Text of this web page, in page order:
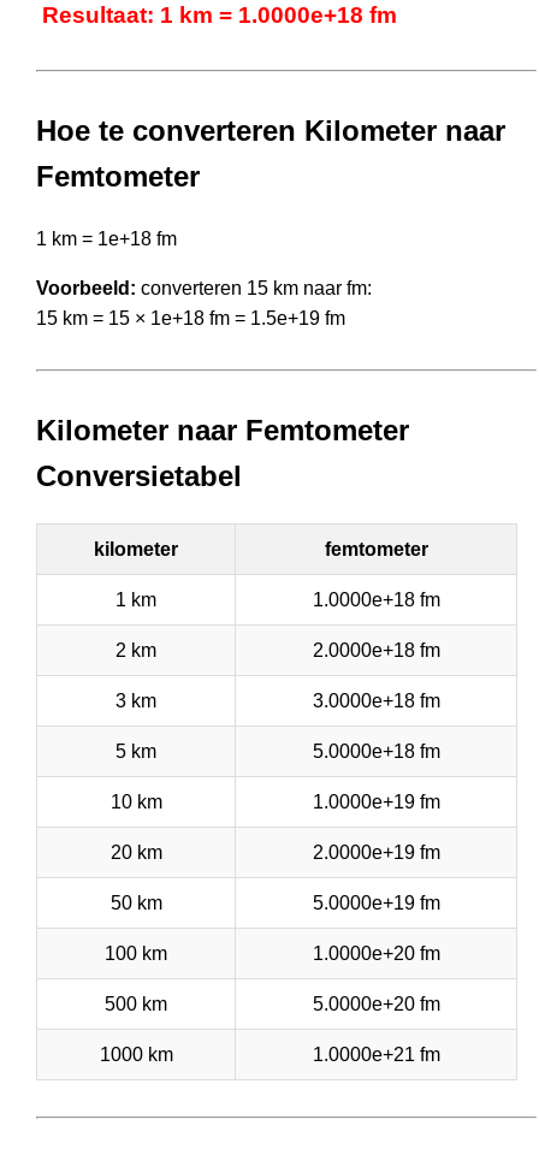
Resultaat: 1 km = 1.0000e+18 fm
Hoe te converteren Kilometer naar
Femtometer
1 km = 1e+18 fm
Voorbeeld: converteren 15 km naar fm:
15 km = 15 × 1e+18 fm = 1.5e+19 fm
Kilometer naar Femtometer
Conversietabel
kilometer femtometer
1 km 1.0000e+18 fm
2 km 2.0000e+18 fm
3 km 3.0000e+18 fm
5 km 5.0000e+18 fm
10 km 1.0000e+19 fm
20 km 2.0000e+19 fm
50 km 5.0000e+19 fm
100 km 1.0000e+20 fm
500 km 5.0000e+20 fm
1000 km 1.0000e+21 fm